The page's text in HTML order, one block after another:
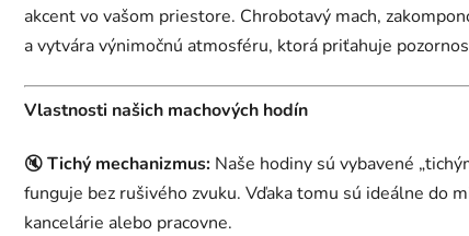
akcent vo vašom priestore. Chrobotavý mach,
a vytvára výnimočnú atmosféru, ktorá priťahuje
Vlastnosti našich machových hodín
🔇Tichý mechanizmus: Naše hodiny sú vybavené
funguje bez rušivého zvuku. Vďaka tomu sú ideálne do
kancelárie alebo pracovne.